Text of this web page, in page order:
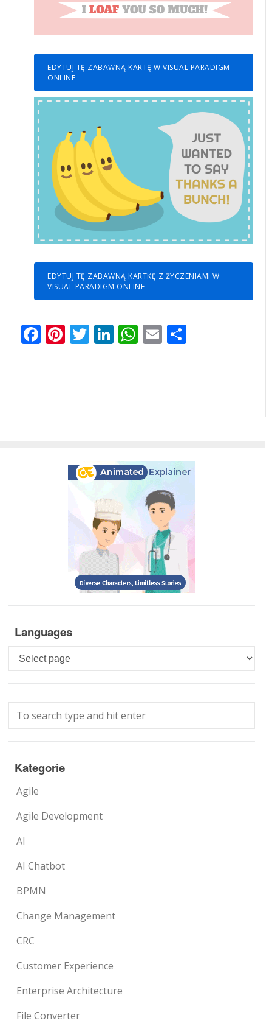
EDYTUJ TĘ ZABAWNĄ KARTĘ W VISUAL PARADIGM
ONLINE
EDYTUJ TĘ ZABAWNĄ KARTKĘ Z ŻYCZENIAMI W
VISUAL PARADIGM ONLINE
Facebook
Pinterest
Twitter
LinkedIn
WhatsApp
Email
Languages
Languages
Kategorie
Agile
Agile Development
AI
AI Chatbot
BPMN
Change Management
CRC
Customer Experience
Enterprise Architecture
File Converter